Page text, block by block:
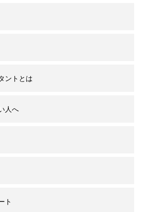
ントとは
人へ
ト